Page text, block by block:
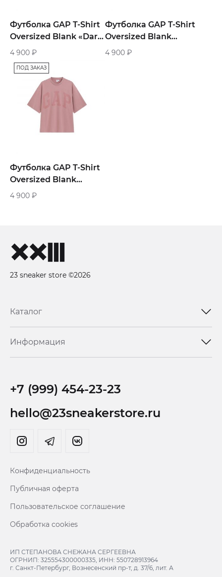
Футболка GAP T-Shirt
Oversized Blank «Dark
Grey»
4 900 ₽
Футболка GAP T-Shirt
Oversized Blank
«Grey»
4 900 ₽
ПОД ЗАКАЗ
Футболка GAP T-Shirt
Oversized Blank
«Powder»
4 900 ₽
23 sneaker store ©2026
Каталог
Информация
+7 (999) 454-23-23
hello@23sneakerstore.ru
Конфиденциальность
Публичная оферта
Пользовательское соглашение
Обработка cookies
ИП СТЕПАНОВА СНЕЖАНА СЕРГЕЕВНА
ОГРНИП: 325554300000335, ИНН: 550728913964
г. Санкт-Петербург, Вознесенский пр-т, д. 37/6, лит. А